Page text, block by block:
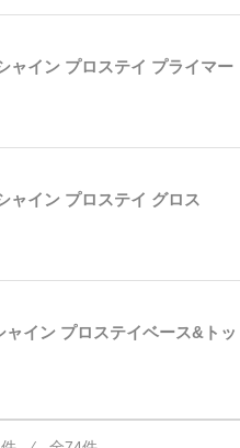
ャイン プロステイ プライマー
ャイン プロステイ グロス
ャイン プロステイベース&トッ